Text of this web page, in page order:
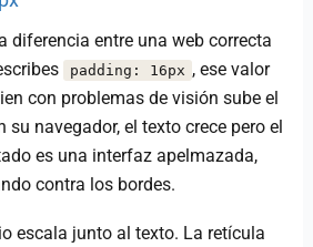
diferencia entre una web correcta
padding: 16px , ese valor
con problemas de visión sube el
su navegador, el texto crece pero el
es una interfaz apelmazada,
contra los bordes.
escala junto al texto. La retícula